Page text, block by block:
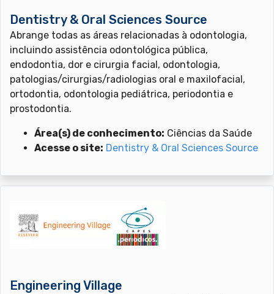
Dentistry & Oral Sciences Source
Abrange todas as áreas relacionadas à odontologia,
incluindo assistência odontológica pública,
endodontia, dor e cirurgia facial, odontologia,
patologias/cirurgias/radiologias oral e maxilofacial,
ortodontia, odontologia pediátrica, periodontia e
prostodontia.
Área(s) de conhecimento: Ciências da Saúde
Acesse o site: Dentistry & Oral Sciences Source
Engineering Village